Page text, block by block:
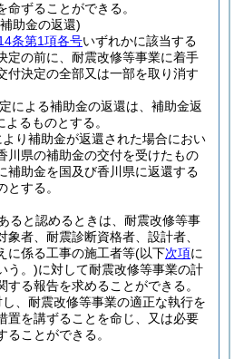
ずることができる。
助金の返還)
条第1項各号いずれかに該当する
定の前に、耐震改修等事業に着手
付決定の全部又は一部を取り消す
による補助金の返還は、補助金返
よるものとする。
り補助金が返還された場合におい
川県の補助金の交付を受けたもの
補助金を国及び香川県に返還する
する。
ると認めるときは、耐震改修等事
者、耐震診断資格者、設計者、
に係る工事の施工者等(以下次項に
う。)に対して耐震改修等事業の計
る報告を求めることができる。
、耐震改修等事業の適正な執行を
置を講ずることを命じ、又は必要
ことができる。